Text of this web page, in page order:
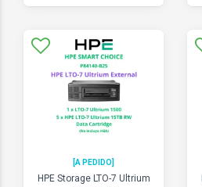
[A PEDIDO]
HPE Storage LTO-7 Ultrium